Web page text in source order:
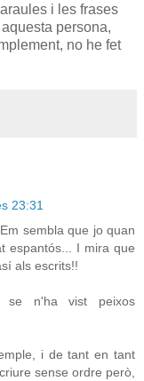
i les frases
persona,
no he fet
23:31
sembla que jo quan
espantós... I mira que
als escrits!!
se n'ha vist peixos
i de tant en tant
sense ordre però,